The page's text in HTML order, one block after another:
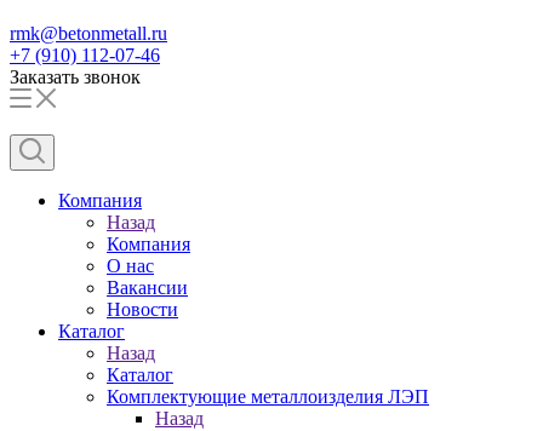
rmk@betonmetall.ru
+7 (910) 112-07-46
Заказать звонок
Компания
Назад
Компания
О нас
Вакансии
Новости
Каталог
Назад
Каталог
Комплектующие металлоизделия ЛЭП
Назад